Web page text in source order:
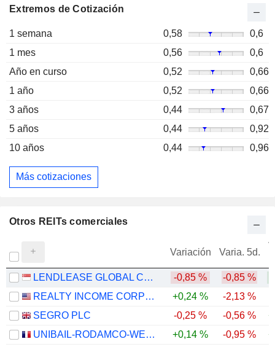
Extremos de Cotización
1 semana 0,58
0,6
1 mes
0,56
0,6
Año en curso
0,52
0,66
1 año
0,52
0,66
3 años
0,44
0,67
5 años
0,44
0,92
10 años
0,44 0,96
Más cotizaciones
Otros REITs comerciales
Variación Varia. 5d.
LENDLEASE GLOBAL COMMERCIAL REIT -0,85 % -0,85 %
REALTY INCOME CORPORATION
+0,24 % -2,13 %
SEGRO PLC
-0,25 % -0,56 %
UNIBAIL-RODAMCO-WESTFIELD SE
+0,14 % -0,95 %